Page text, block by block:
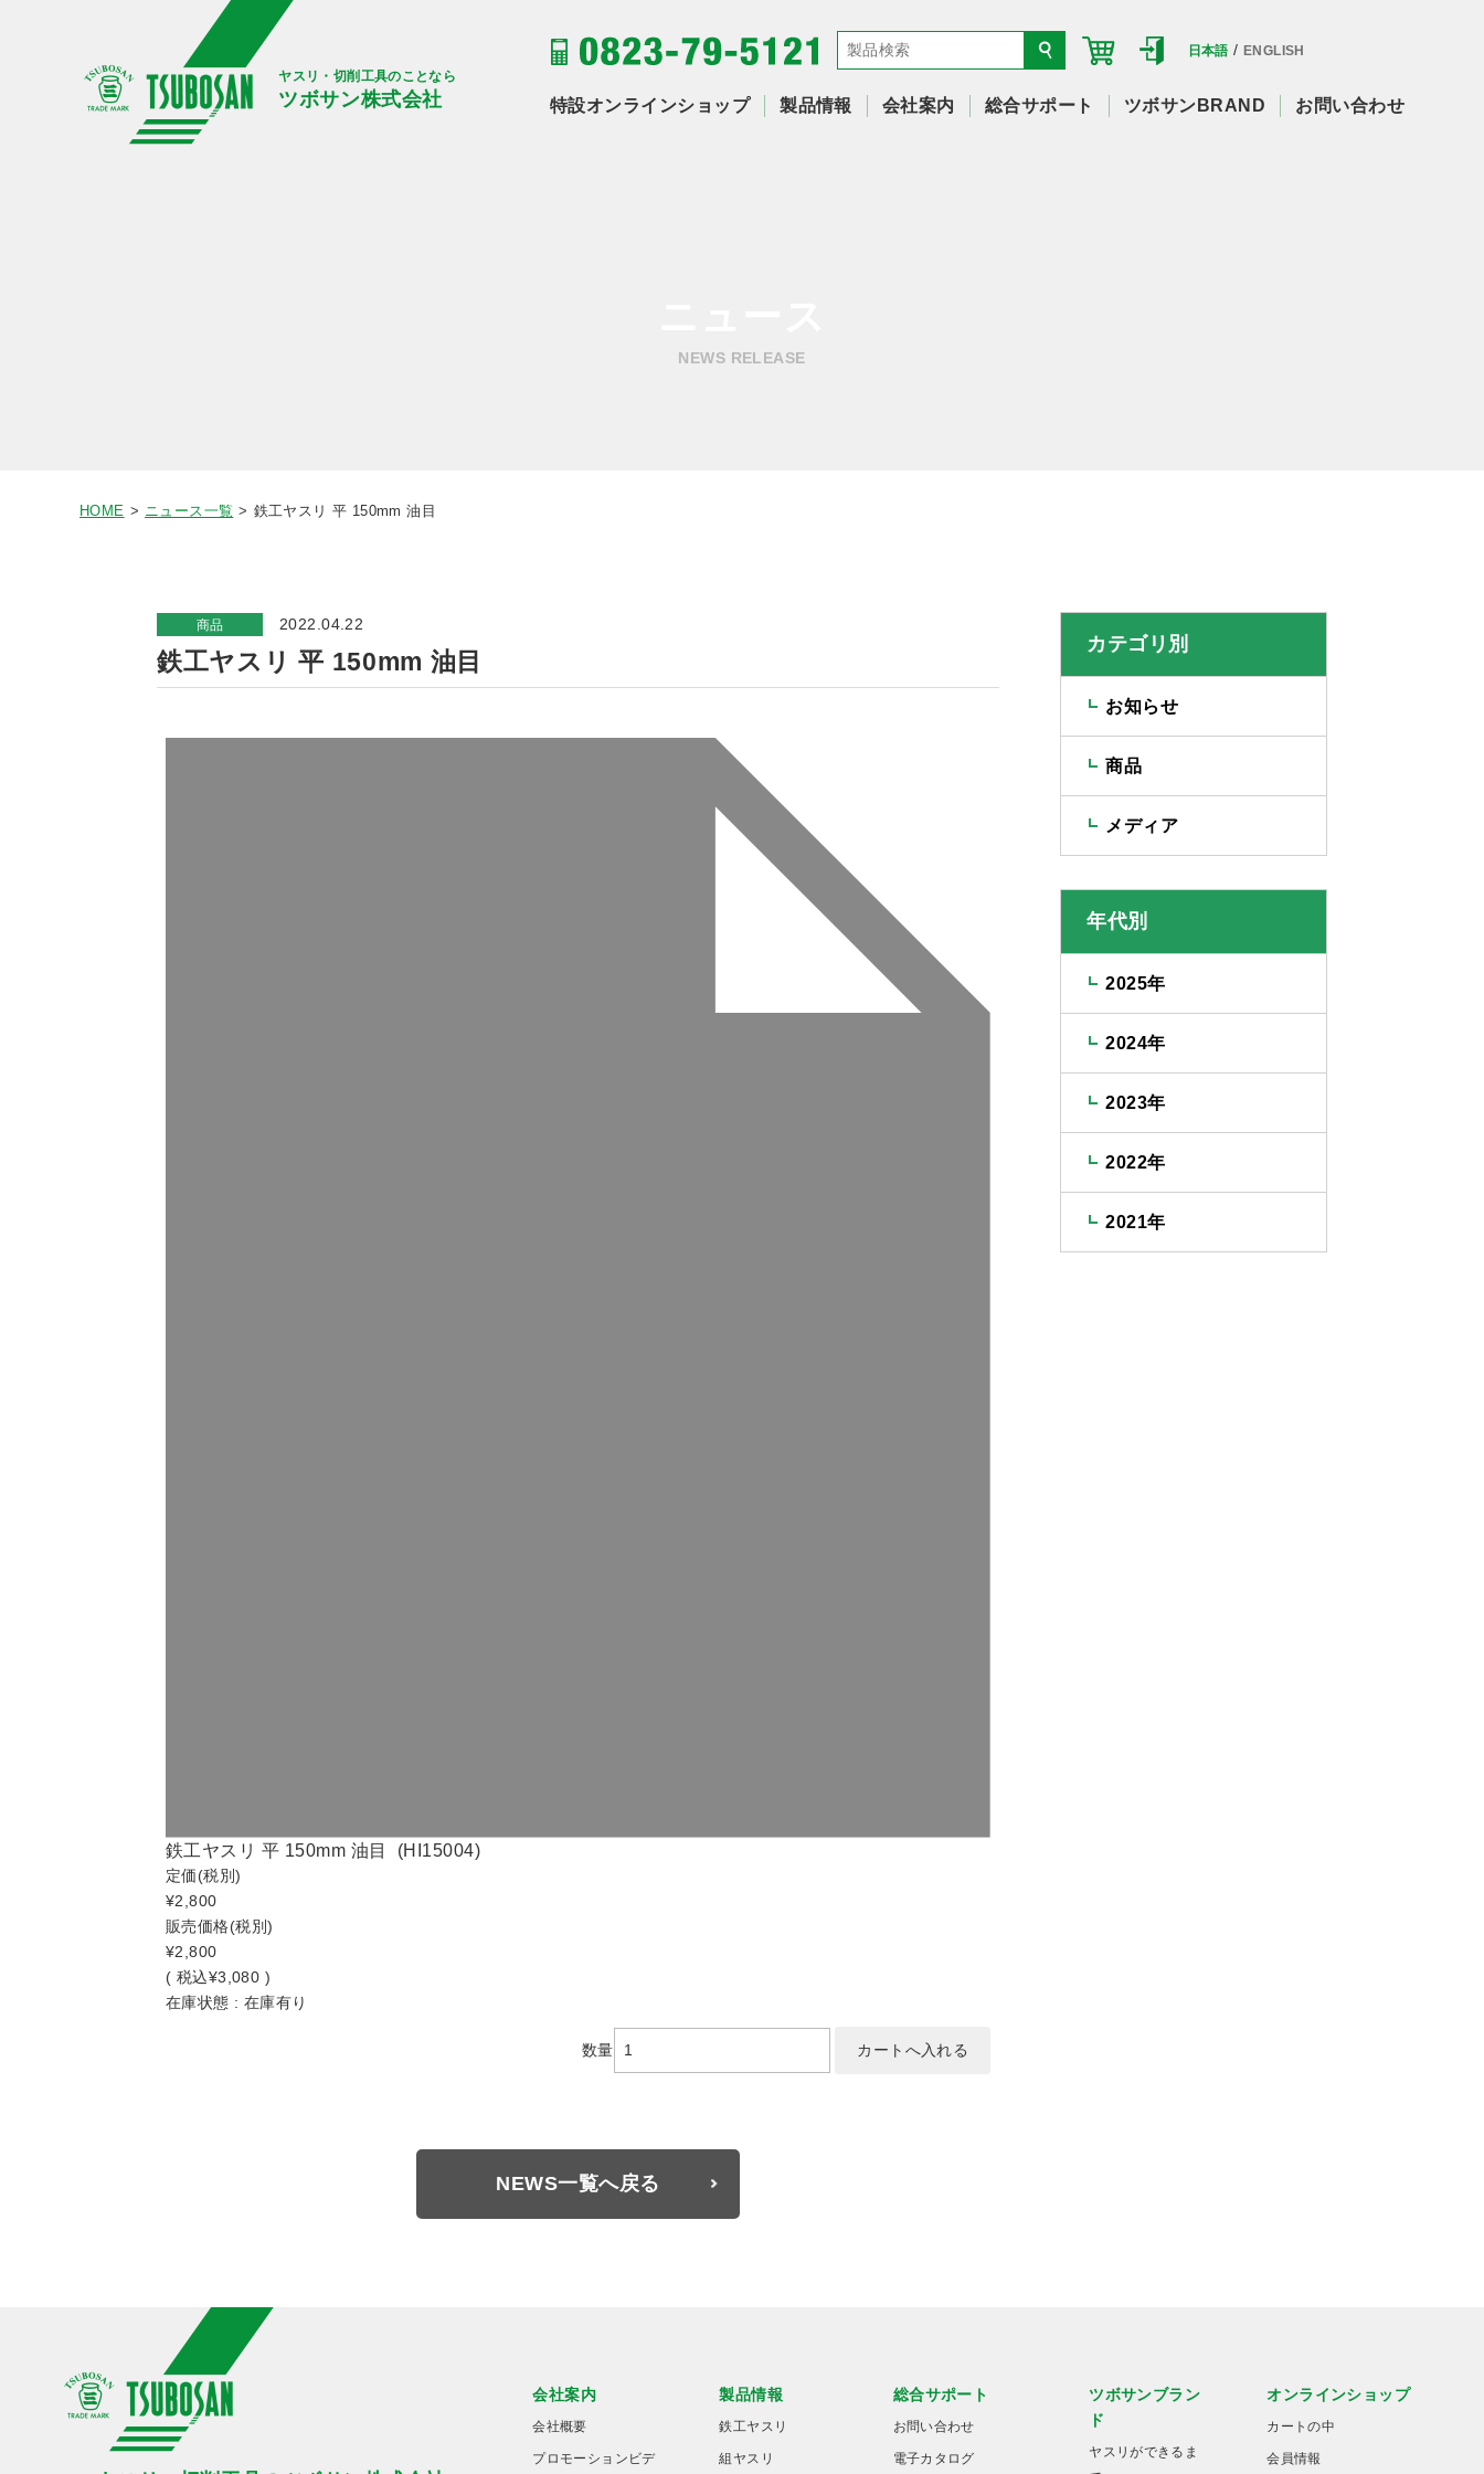
ヤスリ・切削工具のことなら
ツボサン株式会社
日本語/ENGLISH
特設オンラインショップ 製品情報 会社案内 総合サポート ツボサンBRAND お問い合わせ
NEWS RELEASE
HOME ニュース一覧 鉄工ヤスリ 平 150mm 油目
商品 2022.04.22
鉄工ヤスリ 平 150mm 油目
鉄工ヤスリ 平 150mm 油目 (HI15004)
定価(税別)
¥2,800
販売価格(税別)
¥2,800
( 税込¥3,080 )
在庫状態 : 在庫有り
数量
NEWS一覧へ戻る
カテゴリ別
お知らせ
商品
メディア
年代別
2025年
2024年
2023年
2022年
2021年
会社案内
会社概要
プロモーションビデ
製品情報
鉄工ヤスリ
組ヤスリ
総合サポート
お問い合わせ
電子カタログ
ツボサンブラン
ド
ヤスリができるま
オンラインショップ
カートの中
会員情報